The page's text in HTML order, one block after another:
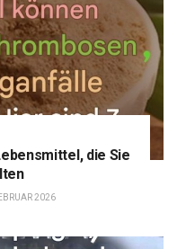
die Sie
2026